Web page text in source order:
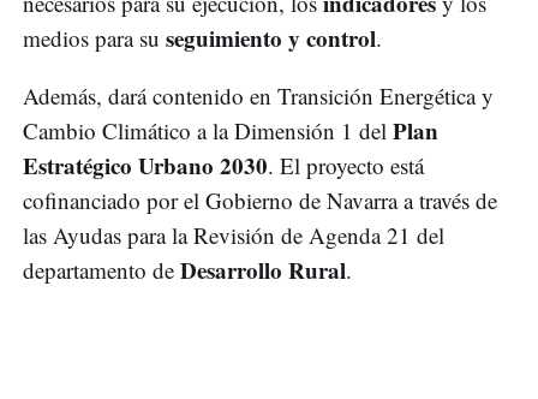
medios para su seguimiento y control.
Además, dará contenido en Transición Energética y
Cambio Climático a la Dimensión 1 del Plan
Estratégico Urbano 2030. El proyecto está
cofinanciado por el Gobierno de Navarra a través de
las Ayudas para la Revisión de Agenda 21 del
departamento de Desarrollo Rural.